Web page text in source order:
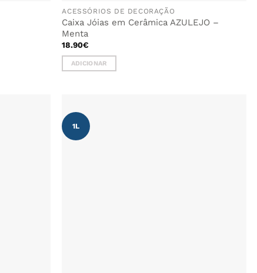
ACESSÓRIOS DE DECORAÇÃO
Caixa Jóias em Cerâmica AZULEJO –
Menta
18.90€
ADICIONAR
1L